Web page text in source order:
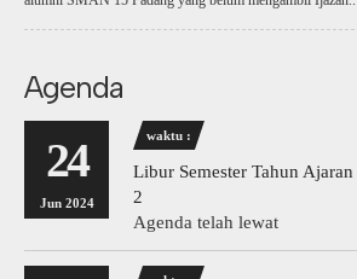
Agenda
24
Jun 2024
waktu :
Libur Semester Tahun
2
Agenda telah lewat